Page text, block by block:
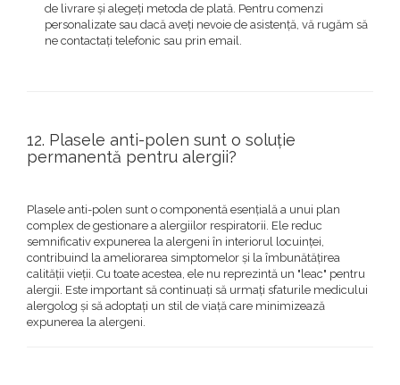
de livrare și alegeți metoda de plată. Pentru comenzi
personalizate sau dacă aveți nevoie de asistență, vă rugăm să
ne contactați telefonic sau prin email.
12. Plasele anti-polen sunt o soluție
permanentă pentru alergii?
Plasele anti-polen sunt o componentă esențială a unui plan
complex de gestionare a alergiilor respiratorii. Ele reduc
semnificativ expunerea la alergeni în interiorul locuinței,
contribuind la ameliorarea simptomelor și la îmbunătățirea
calității vieții. Cu toate acestea, ele nu reprezintă un "leac" pentru
alergii. Este important să continuați să urmați sfaturile medicului
alergolog și să adoptați un stil de viață care minimizează
expunerea la alergeni.